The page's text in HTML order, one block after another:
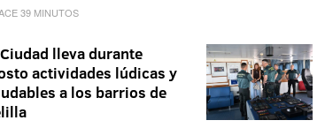
39 MINUTOS
lleva durante
actividades lúdicas y
a los barrios de